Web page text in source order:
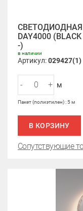
СВЕТОДИОДНАЯ
DAY4000
-)
в наличии
Артикул:029427(1)
- + м
Пакет (полиэтилен) : 5 м
В КОРЗИНУ
Сопутствующие